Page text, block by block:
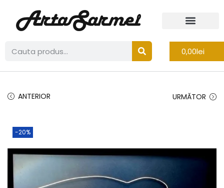
0,00lei
ANTERIOR URMĂTOR
-20%